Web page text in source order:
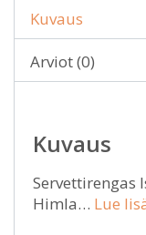
Kuvaus
Arviot (0)
Kuvaus
Servettirengas
Himla… Lue